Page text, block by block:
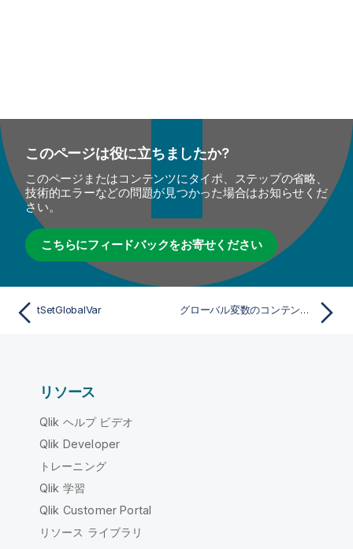
このページは役に立ちましたか?
このページまたはコンテンツにタイポ、ステップの省略、
技術的エラーなどの問題が見つかった場合はお知らせくだ
さい。
こちらにフィードバックをお寄せください
tSetGlobalVar グローバル変数のコンテンツの印刷
リソース
Qlik ヘルプ ビデオ
Qlik Developer
トレーニング
Qlik 学習
Qlik Customer Portal
リソース ライブラリ